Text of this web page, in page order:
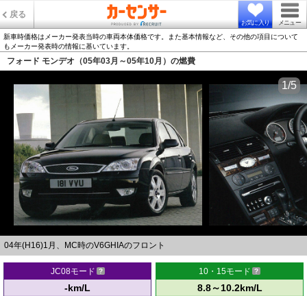
戻る
お気に入り メニュー
新車時価格はメーカー発表当時の車両本体価格です。また基本情報など、その他の項目について
もメーカー発表時の情報に基いています。
フォード モンデオ（05年03月～05年10月）の燃費
04年(H16)1月、MC時のV6GHIAのフロント
1/5
JC08モード
-km/L
10・15モード
8.8～10.2km/L